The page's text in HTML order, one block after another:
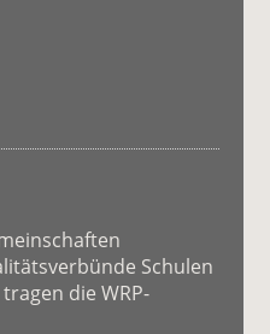
Schulen
die WRP-